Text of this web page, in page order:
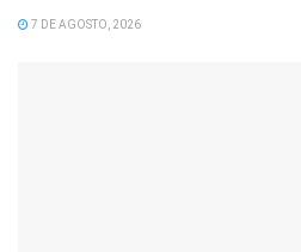
7 DE AGOSTO, 2026